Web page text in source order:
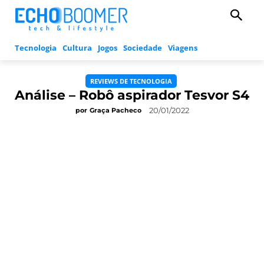
Tecnologia Cultura Jogos Sociedade Viagens
REVIEWS DE TECNOLOGIA
Análise – Robô aspirador Tesvor S4
por Graça Pacheco 20/01/2022